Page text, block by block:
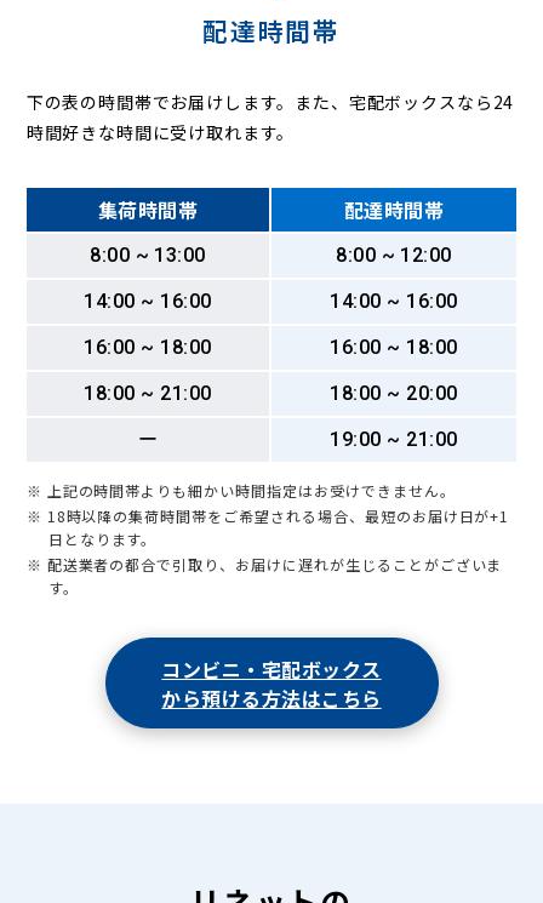
配達時間帯
下の表の時間帯でお届けします。また、宅配ボックスなら24
時間好きな時間に受け取れます。
集荷時間帯 配達時間帯
8:00 ~ 13:00
8:00 ~ 12:00
14:00 ~ 16:00
14:00 ~ 16:00
16:00 ~ 18:00
16:00 ~ 18:00
18:00 ~ 21:00
18:00 ~ 20:00
ー
19:00 ~ 21:00
※ 上記の時間帯よりも細かい時間指定はお受けできません。
※ 18時以降の集荷時間帯をご希望される場合、最短のお届け日が+1
日となります。
※ 配送業者の都合で引取り、お届けに遅れが生じることがございま
す。
コンビニ・宅配ボックス
から預ける方法はこちら